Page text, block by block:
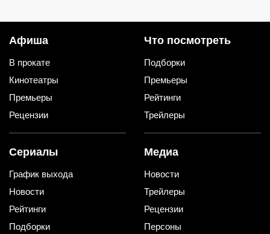
Афиша
В прокате
Кинотеатры
Премьеры
Рецензии
Что посмотреть
Подборки
Премьеры
Рейтинги
Трейлеры
Сериалы
График выхода
Новости
Рейтинги
Подборки
Медиа
Новости
Трейлеры
Рецензии
Персоны